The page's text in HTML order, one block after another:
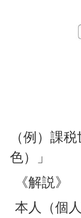
（例）課
色）」
《解説》
本人（個